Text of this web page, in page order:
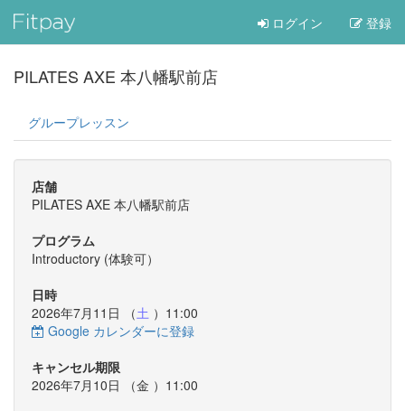
ログイン 登録
PILATES AXE 本八幡駅前店
グループレッスン
店舗
PILATES AXE 本八幡駅前店
プログラム
Introductory (体験可）
日時
2026年7月11日 （土 ）11:00
Google カレンダーに登録
キャンセル期限
2026年7月10日 （金 ）11:00